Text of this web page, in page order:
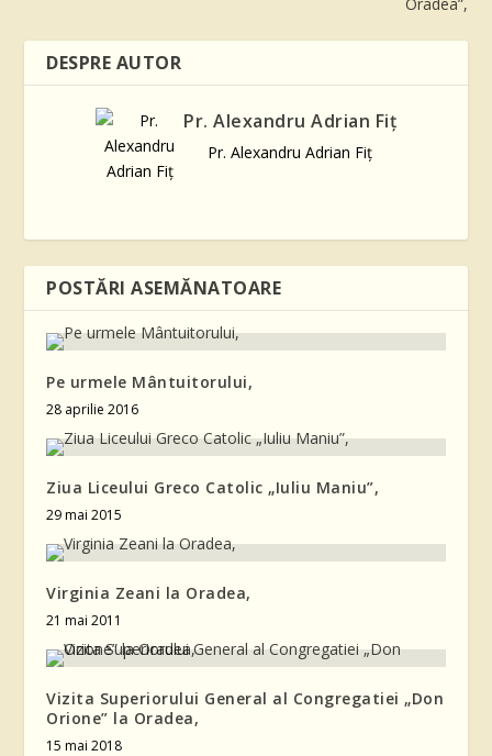
DESPRE AUTOR
Pr. Alexandru Adrian Fiţ
Pr. Alexandru Adrian Fiţ
POSTĂRI ASEMĂNATOARE
Pe urmele Mântuitorului,
28 aprilie 2016
Ziua Liceului Greco Catolic „Iuliu Maniu”,
29 mai 2015
Virginia Zeani la Oradea,
21 mai 2011
Vizita Superiorului General al Congregatiei „Don
Orione” la Oradea,
15 mai 2018